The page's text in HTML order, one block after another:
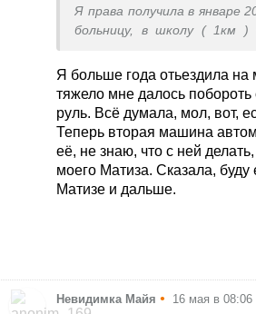
Я права получила в январе
больницу, в школу ( 1км )
работу ( 7км ). Боюсь до сих
Возможно если бы у меня
коробка передач было бы
Я больше года отьездила на
тяжело мне далось побороть
руль. Всё думала, мол, вот,
Теперь вторая машина
её, не знаю, что с ней
моего Матиза. Сказала, буду
Матизе и дальше.
Невидимка Майя • 16 мая в 08:06